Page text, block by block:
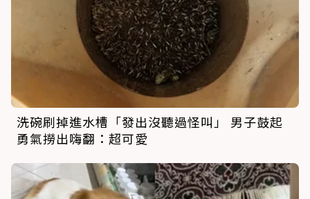
洗碗刷掉進水槽「發出沒聽過怪叫」 男子鼓起
勇氣撈出嗨翻：超可愛